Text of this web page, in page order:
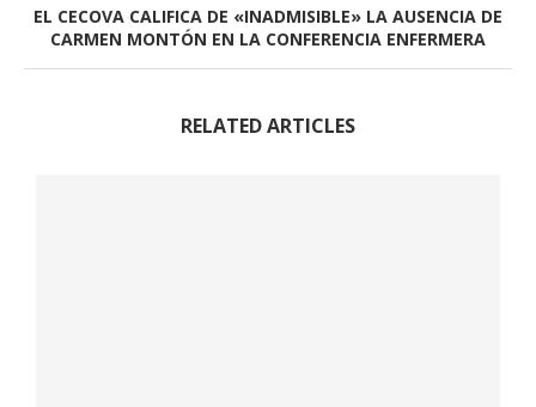
EL CECOVA CALIFICA DE «INADMISIBLE» LA AUSENCIA DE
CARMEN MONTÓN EN LA CONFERENCIA ENFERMERA
RELATED ARTICLES